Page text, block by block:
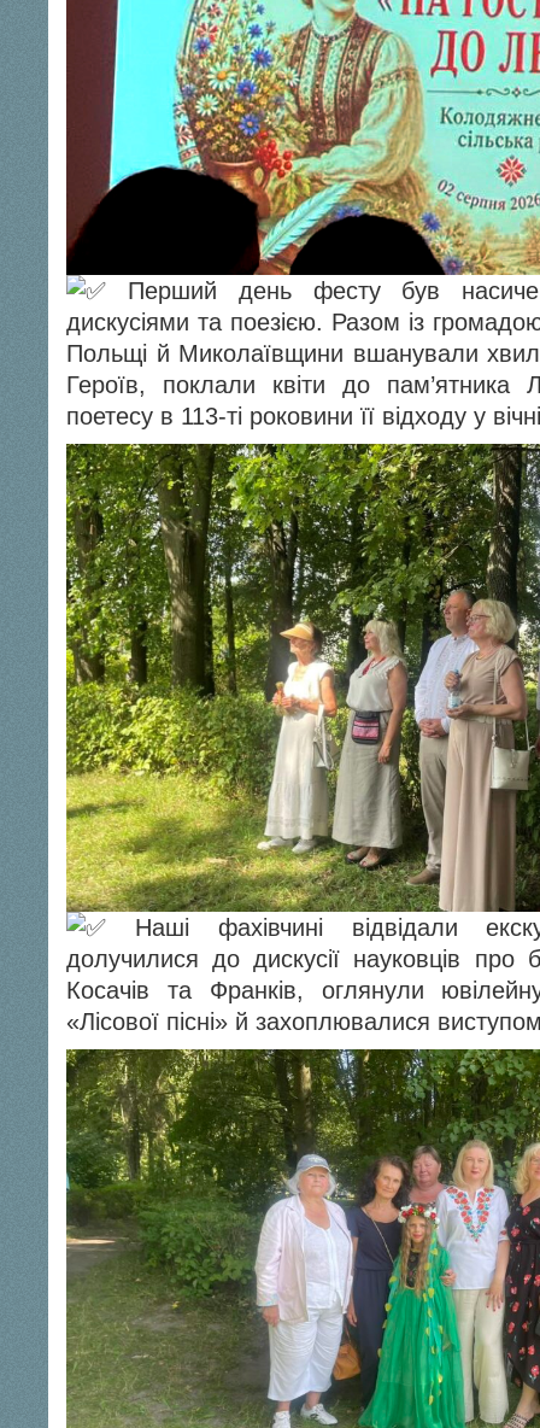
Перший день фесту був
дискусіями та поезією. Разом із
Польщі й Миколаївщини вшанували
Героїв, поклали квіти до пам’ятника
поетесу в 113-ті роковини її відходу у
Наші фахівчині відвідали
долучилися до дискусії науковців про
Косачів та Франків, оглянули
«Лісової пісні» й захоплювалися